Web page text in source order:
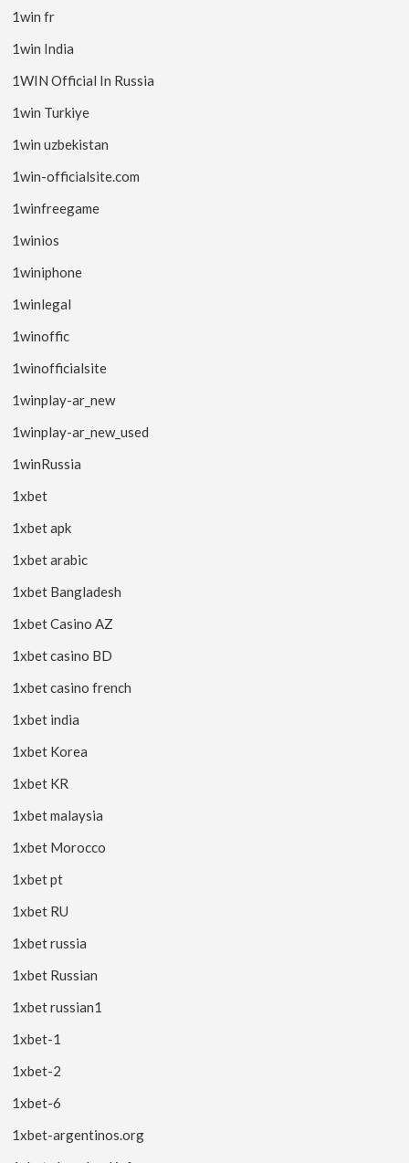
1win fr
1win India
1WIN Official In Russia
1win Turkiye
1win uzbekistan
1win-officialsite.com
1winfreegame
1winios
1winiphone
1winlegal
1winoffic
1winofficialsite
1winplay-ar_new
1winplay-ar_new_used
1winRussia
1xbet
1xbet apk
1xbet arabic
1xbet Bangladesh
1xbet Casino AZ
1xbet casino BD
1xbet casino french
1xbet india
1xbet Korea
1xbet KR
1xbet malaysia
1xbet Morocco
1xbet pt
1xbet RU
1xbet russia
1xbet Russian
1xbet russian1
1xbet-1
1xbet-2
1xbet-6
1xbet-argentinos.org